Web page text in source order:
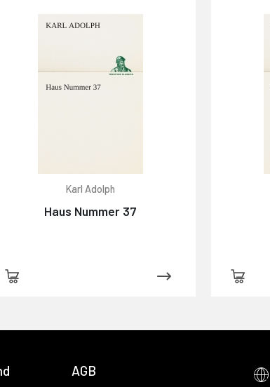
Karl Adolph
Haus Nummer 37
AGB